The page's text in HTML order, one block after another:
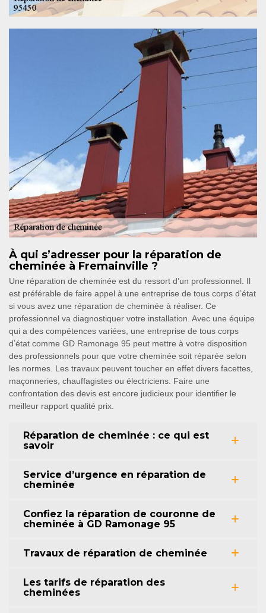
À qui s’adresser pour la réparation de
cheminée à Fremainville ?
Une réparation de cheminée est du ressort d’un professionnel. Il
est préférable de faire appel à une entreprise de tous corps d’état
si vous avez une réparation de cheminée à réaliser. Ce
professionnel va diagnostiquer votre installation. Avec une équipe
qui a des compétences variées, une entreprise de tous corps
d’état comme GD Ramonage 95 peut mettre à votre disposition
des professionnels pour que votre cheminée soit réparée selon
les normes. Les travaux peuvent toucher en effet divers facettes,
maçonneries, chauffagistes ou électriciens. Faire une
confrontation des devis est encore judicieux pour identifier le
meilleur rapport qualité prix.
Réparation de cheminée : ce qui est
savoir
Service d’urgence en réparation de
cheminée
Confiez la réparation de couronne de
cheminée à GD Ramonage 95
Travaux de réparation de cheminée
Les tarifs de réparation des
cheminées